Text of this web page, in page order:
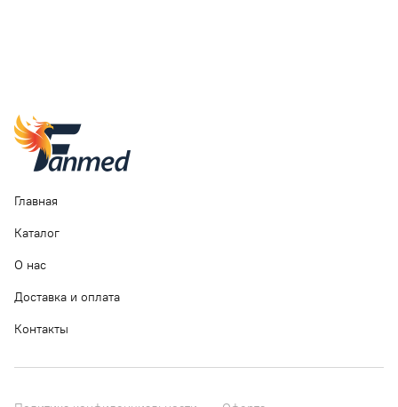
Главная
Каталог
О нас
Доставка и оплата
Контакты